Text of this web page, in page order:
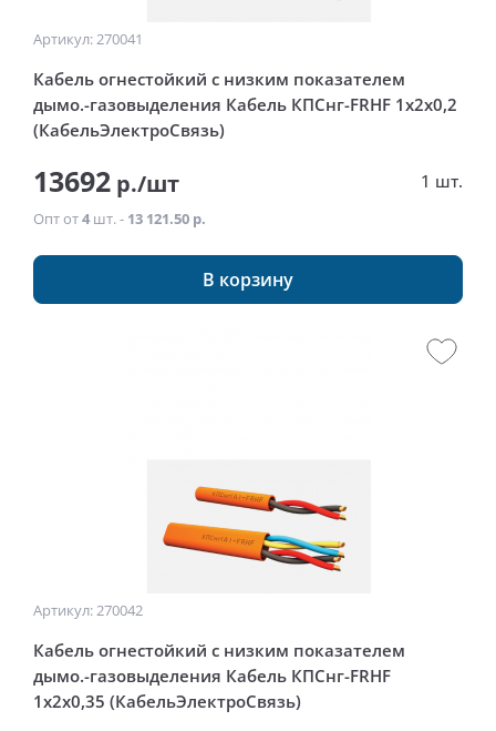
Артикул: 270041
Кабель огнестойкий с низким показателем
дымо.-газовыделения Кабель КПСнг-FRHF 1x2x0,2
(КабельЭлектроСвязь)
13692 р./шт 1 шт.
Опт от4 шт. - 13 121.50 р.
В корзину
Артикул: 270042
Кабель огнестойкий с низким показателем
дымо.-газовыделения Кабель КПСнг-FRHF
1x2x0,35 (КабельЭлектроСвязь)